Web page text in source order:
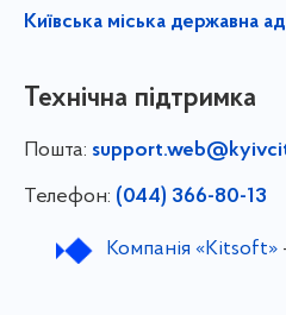
Київська міська державна
Технічна підтримка
Пошта:
Телефон: (044) 366-80-13
Компанія «Kitsoft»